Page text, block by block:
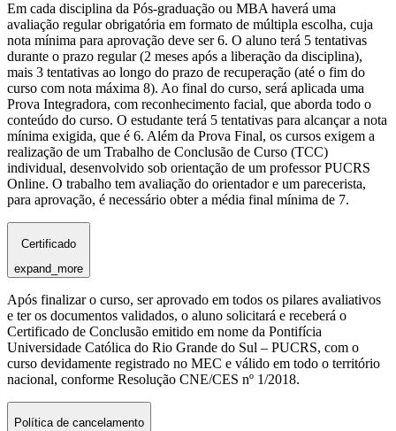
Em cada disciplina da Pós-graduação ou MBA haverá uma
avaliação regular obrigatória em formato de múltipla escolha, cuja
nota mínima para aprovação deve ser 6. O aluno terá 5 tentativas
durante o prazo regular (2 meses após a liberação da disciplina),
mais 3 tentativas ao longo do prazo de recuperação (até o fim do
curso com nota máxima 8). Ao final do curso, será aplicada uma
Prova Integradora, com reconhecimento facial, que aborda todo o
conteúdo do curso. O estudante terá 5 tentativas para alcançar a nota
mínima exigida, que é 6. Além da Prova Final, os cursos exigem a
realização de um Trabalho de Conclusão de Curso (TCC)
individual, desenvolvido sob orientação de um professor PUCRS
Online. O trabalho tem avaliação do orientador e um parecerista,
para aprovação, é necessário obter a média final mínima de 7.
Certificado
expand_more
Após finalizar o curso, ser aprovado em todos os pilares avaliativos
e ter os documentos validados, o aluno solicitará e receberá o
Certificado de Conclusão emitido em nome da Pontifícia
Universidade Católica do Rio Grande do Sul – PUCRS, com o
curso devidamente registrado no MEC e válido em todo o território
nacional, conforme Resolução CNE/CES nº 1/2018.
Política de cancelamento